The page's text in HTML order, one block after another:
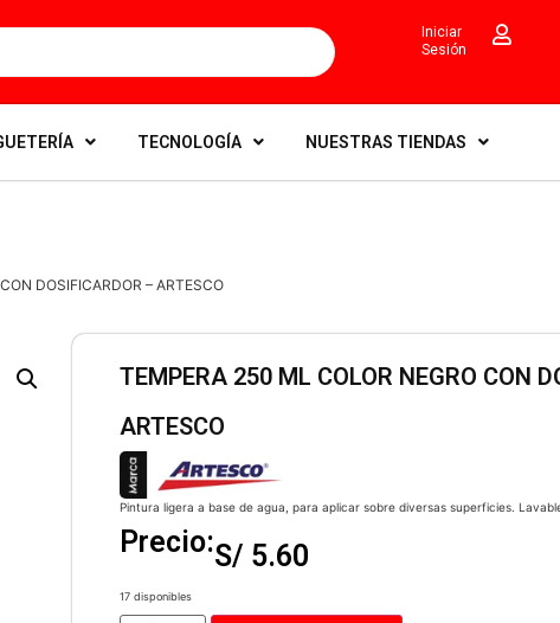
Iniciar
Sesión
TECNOLOGÍA NUESTRAS TIENDAS
DOSIFICARDOR – ARTESCO
TEMPERA 250 ML COLOR NEGRO CON
ARTESCO
Pintura ligera a base de agua, para aplicar sobre diversas superficies.
Precio:S/ 5.60
17 disponibles